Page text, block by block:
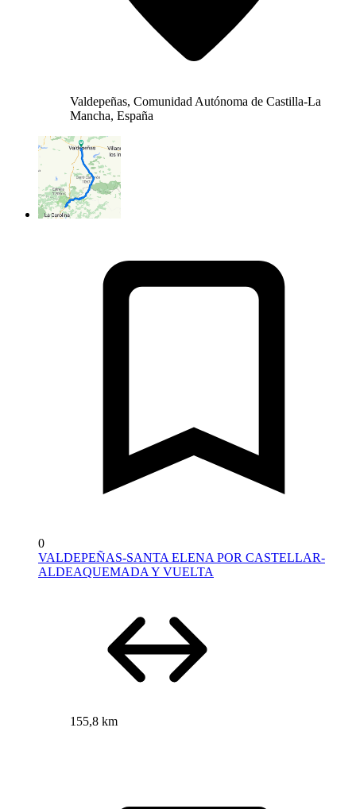
Valdepeñas, Comunidad Autónoma de Castilla-La
Mancha, España
0
VALDEPEÑAS-SANTA ELENA POR CASTELLAR-
ALDEAQUEMADA Y VUELTA
155,8 km